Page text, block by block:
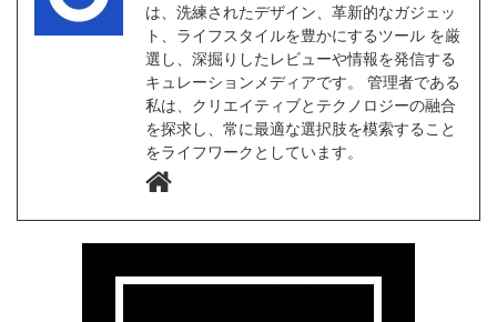
は、洗練されたデザイン、革新的なガジェッ
ト、ライフスタイルを豊かにするツール を厳
選し、深掘りしたレビューや情報を発信する
キュレーションメディアです。 管理者である
私は、クリエイティブとテクノロジーの融合
を探求し、常に最適な選択肢を模索すること
をライフワークとしています。